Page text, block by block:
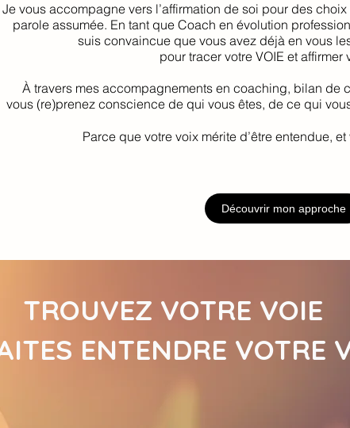
Je vous accompagne vers l’affirmation de soi pour des
parole assumée. En tant que Coach en évolution
suis convaincue que vous avez déjà en vous
pour tracer votre VOIE et affirmer
À travers mes accompagnements en coaching, bilan de
vous (re)prenez conscience de qui vous êtes, de ce qui
Parce que votre voix mérite d’être entendue,
Découvrir mon approche
TROUVEZ VOTRE VOIE
ENTENDRE VOTRE